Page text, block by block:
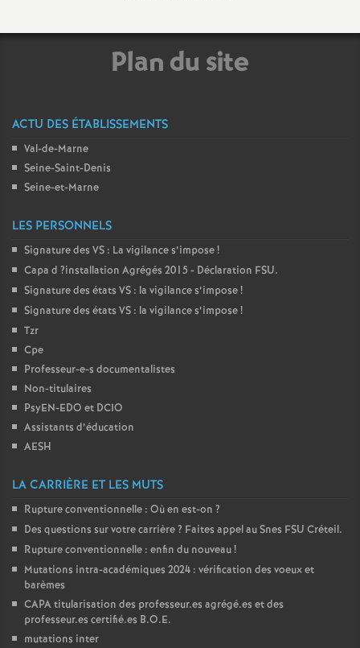
d
e
e
g
r
Plan du site
ACTU DES ÉTABLISSEMENTS
Val-de-Marne
Seine-Saint-Denis
Seine-et-Marne
LES PERSONNELS
Signature des VS : La vigilance s’impose!
Capa d ?installation Agrégés 2015 - Déclaration FSU.
Signature des états VS : la vigilance s’impose!
Signature des états VS : la vigilance s’impose!
Tzr
Cpe
Professeur-e-s documentalistes
Non-titulaires
PsyEN-EDO et DCIO
Assistants d’éducation
AESH
LA CARRIÈRE ET LES MUTS
Rupture conventionnelle : Où en est-on ?
Des questions sur votre carrière? Faites appel au Snes FSU Créteil.
Rupture conventionnelle : enfin du nouveau!
Mutations intra-académiques 2024 : vérification des voeux et
barèmes
CAPAtitularisation des professeur.es agrégé.es et des
professeur.es certifié.es B.O.E.
mutations inter